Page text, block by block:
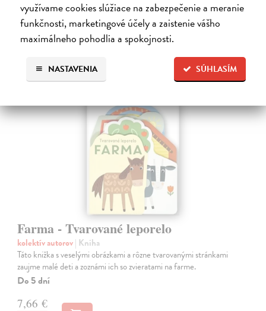
využívame cookies slúžiace na zabezpečenie a meranie
funkčnosti, marketingové účely a zaistenie vášho
maximálneho pohodlia a spokojnosti.
SÚHLASÍM
NASTAVENIA
7,66 €
7,90 € ?
Farma - Tvarované leporelo
kolektív autorov| Kniha
Táto knižka s veselými obrázkami a rôzne tvarovanými stránkami
zaujme malé deti a zoznámi ich so zvieratami na farme.
Do 5 dní
7,66 €